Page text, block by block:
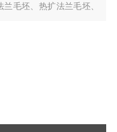
毛坯、热扩法兰毛坯、